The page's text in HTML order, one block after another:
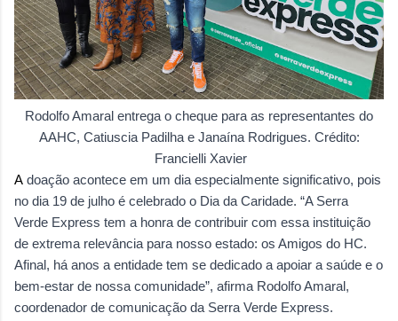
Rodolfo Amaral entrega o cheque para as representantes do
AAHC, Catiuscia Padilha e Janaína Rodrigues. Crédito:
Francielli Xavier
A doação acontece em um dia especialmente significativo, pois
no dia 19 de julho é celebrado o Dia da Caridade. “A Serra
Verde Express tem a honra de contribuir com essa instituição
de extrema relevância para nosso estado: os Amigos do HC.
Afinal, há anos a entidade tem se dedicado a apoiar a saúde e o
bem-estar de nossa comunidade”, afirma Rodolfo Amaral,
coordenador de comunicação da Serra Verde Express.